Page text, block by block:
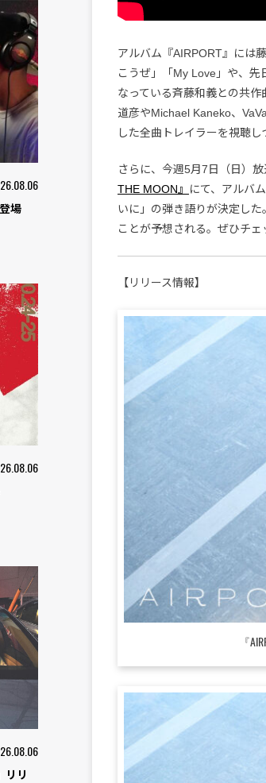
登場
リリ
アルバム『AIRPORT』には
こうぜ」「My Love」や、先
なっている斉藤和義との共
道彦やMichael Kaneko、
した全曲トレイラーを視聴し
さらに、今週5月7日（日）放
THE MOON』
にて、アルバ
いに」の弾き語りが決定し
ことが予想される。ぜひチェ
【リリース情報】
『